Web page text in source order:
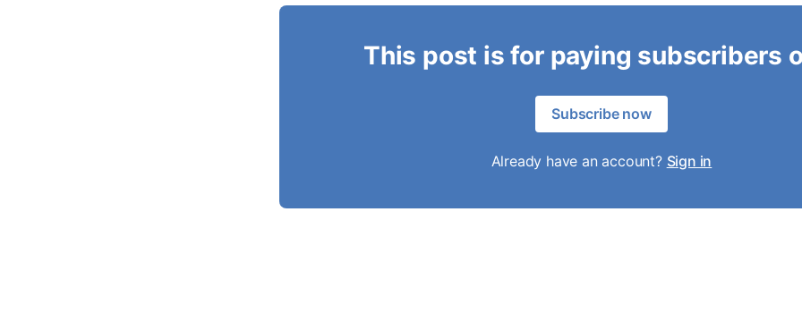
This post is for paying subscribers
Subscribe now
Already have an account? Sign in